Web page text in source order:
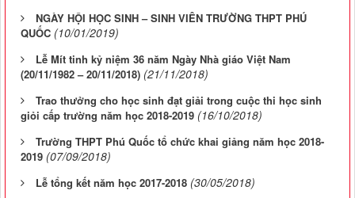
NGÀY HỘI HỌC SINH – SINH VIÊN TRƯỜNG THPT PHÚ
QUỐC (10/01/2019)
Lễ Mít tinh kỷ niệm 36 năm Ngày Nhà giáo Việt Nam
(20/11/1982 – 20/11/2018) (21/11/2018)
Trao thưởng cho học sinh đạt giải trong cuộc thi học sinh
giỏi cấp trường năm học 2018-2019 (16/10/2018)
Trường THPT Phú Quốc tổ chức khai giảng năm học 2018-
2019 (07/09/2018)
Lễ tổng kết năm học 2017-2018 (30/05/2018)